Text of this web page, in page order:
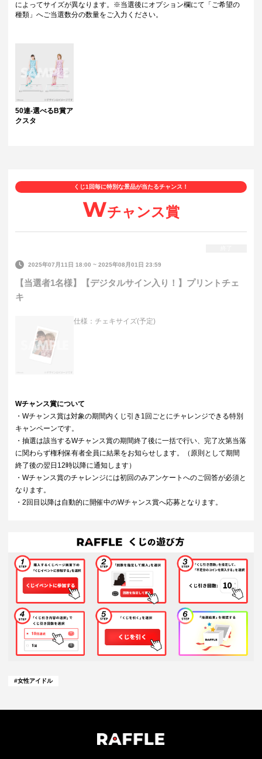
によってサイズが異なります。※当選後にオプション欄にて「ご希望の
種類」へご当選数分の数量をご入力ください。
50連-選べるB賞ア
クスタ
くじ1回毎に特別な景品が当たるチャンス！
Wチャンス賞
2025年07月11日 18:00 ~2025年08月01日 23:59
【当選者1名様】【デジタルサイン入り！】プリントチェ
キ
仕様：チェキサイズ(予定)
Wチャンス賞について
・Wチャンス賞は対象の期間内くじ引き1回ごとにチャレンジできる特別
キャンペーンです。
・抽選は該当するWチャンス賞の期間終了後に一括で行い、完了次第当落
に関わらず権利保有者全員に結果をお知らせします。（原則として期間
終了後の翌日12時以降に通知します）
・Wチャンス賞のチャレンジには初回のみアンケートへのご回答が必須と
なります。
・2回目以降は自動的に開催中のWチャンス賞へ応募となります。
#女性アイドル